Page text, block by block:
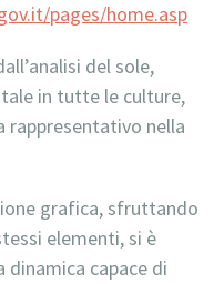
pages/home.asp
del sole,
in tutte le culture,
rappresentativo nella
grafica, sfruttando
elementi, si è
capace di